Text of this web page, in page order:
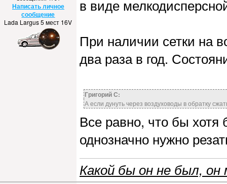
Написать личное
сообщение
Lada Largus 5 мест 16V
в виде
При наличии сетки на
два раза в год.
Григорий С:
А если дунуть через воздуховоды в обратку
Все равно, что бы
однозначно нужно
Какой бы он не был, он